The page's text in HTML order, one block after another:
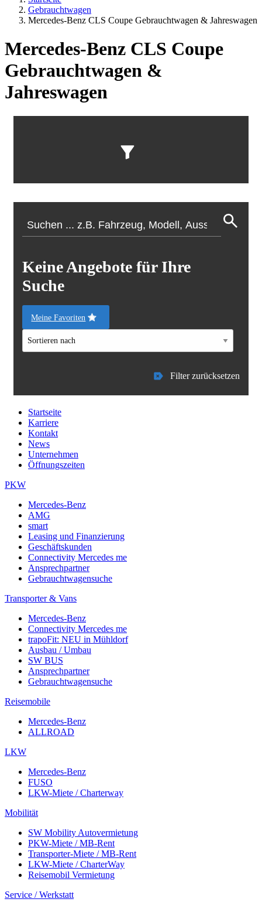
Gebrauchtwagen
Mercedes-Benz CLS Coupe Gebrauchtwagen & Jahreswagen
Mercedes-Benz CLS Coupe
Gebrauchtwagen &
Jahreswagen
Keine Angebote für Ihre
Suche
Meine Favoriten
Filter zurücksetzen
Startseite
Karriere
Kontakt
News
Unternehmen
Öffnungszeiten
PKW
Mercedes-Benz
AMG
smart
Leasing und Finanzierung
Geschäftskunden
Connectivity Mercedes me
Ansprechpartner
Gebrauchtwagensuche
Transporter & Vans
Mercedes-Benz
Connectivity Mercedes me
trapoFit: NEU in Mühldorf
Ausbau / Umbau
SW BUS
Ansprechpartner
Gebrauchtwagensuche
Reisemobile
Mercedes-Benz
ALLROAD
LKW
Mercedes-Benz
FUSO
LKW-Miete / Charterway
Mobilität
SW Mobility Autovermietung
PKW-Miete / MB-Rent
Transporter-Miete / MB-Rent
LKW-Miete / CharterWay
Reisemobil Vermietung
Service / Werkstatt